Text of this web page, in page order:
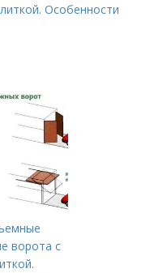
Особенности
ворота с